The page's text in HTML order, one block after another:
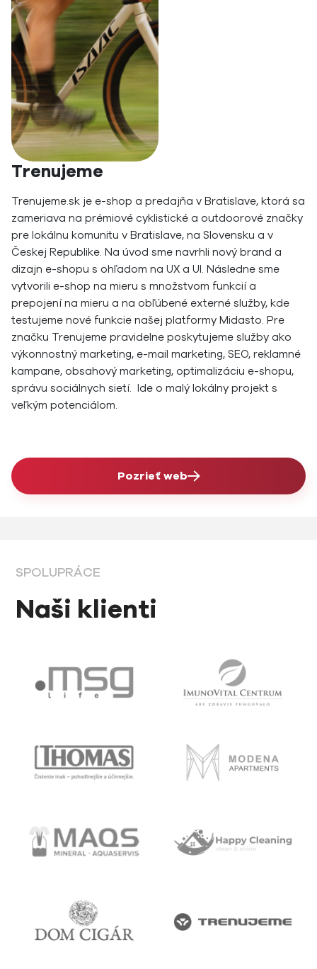
Trenujeme
Trenujeme.sk je e-shop a predajňa v Bratislave, ktorá sa
zameriava na prémiové cyklistické a outdoorové značky
pre lokálnu komunitu v Bratislave, na Slovensku a v
Českej Republike. Na úvod sme navrhli nový brand a
dizajn e-shopu s ohľadom na UX a UI. Následne sme
vytvorili e-shop na mieru s množstvom funkcií a
prepojení na mieru a na obľúbené externé služby, kde
testujeme nové funkcie našej platformy Midasto. Pre
značku Trenujeme pravidelne poskytujeme služby ako
výkonnostný marketing, e-mail marketing, SEO, reklamné
kampane, obsahový marketing, optimalizáciu e-shopu,
správu sociálnych sietí. Ide o malý lokálny projekt s
veľkým potenciálom.
Pozrieť web
SPOLUPRÁCE
Naši klienti